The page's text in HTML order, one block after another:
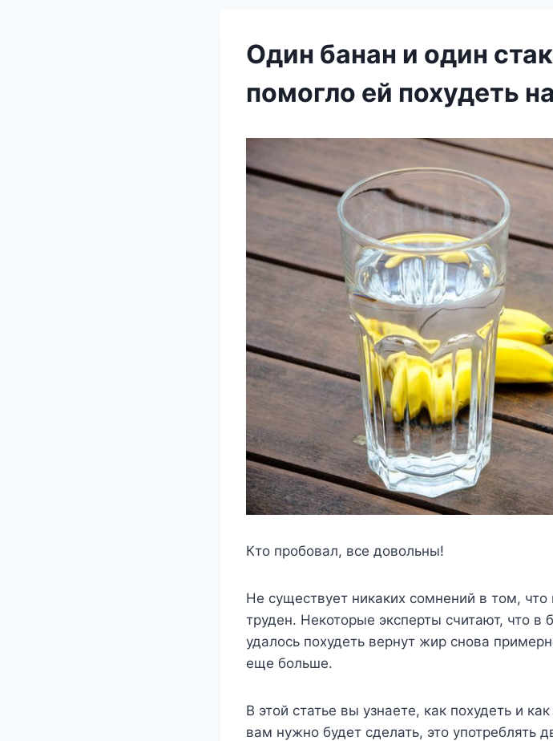
Один банан и один
помогло ей похудеть
Кто пробовал, все довольны!
Не существует никаких сомнений в том, что
труден. Некоторые эксперты считают, что
удалось похудеть вернут жир снова
еще больше.
В этой статье вы узнаете, как похудеть и
вам нужно будет сделать, это употреблять